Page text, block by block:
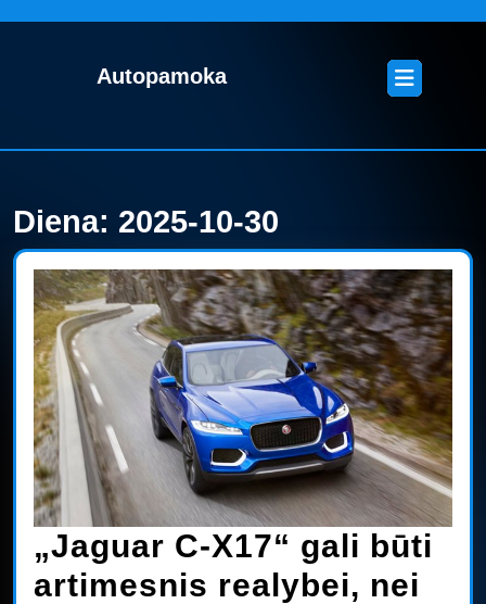
Autopamoka
Open
Button
Diena: 2025-10-30
„Jaguar C-X17“ gali būti
artimesnis realybei, nei